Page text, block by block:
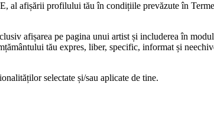
al afișării profilului tău în condițiile prevăzute în
afișarea pe pagina unui artist și includerea în
tău expres, liber, specific, informat și
selectate și/sau aplicate de tine.